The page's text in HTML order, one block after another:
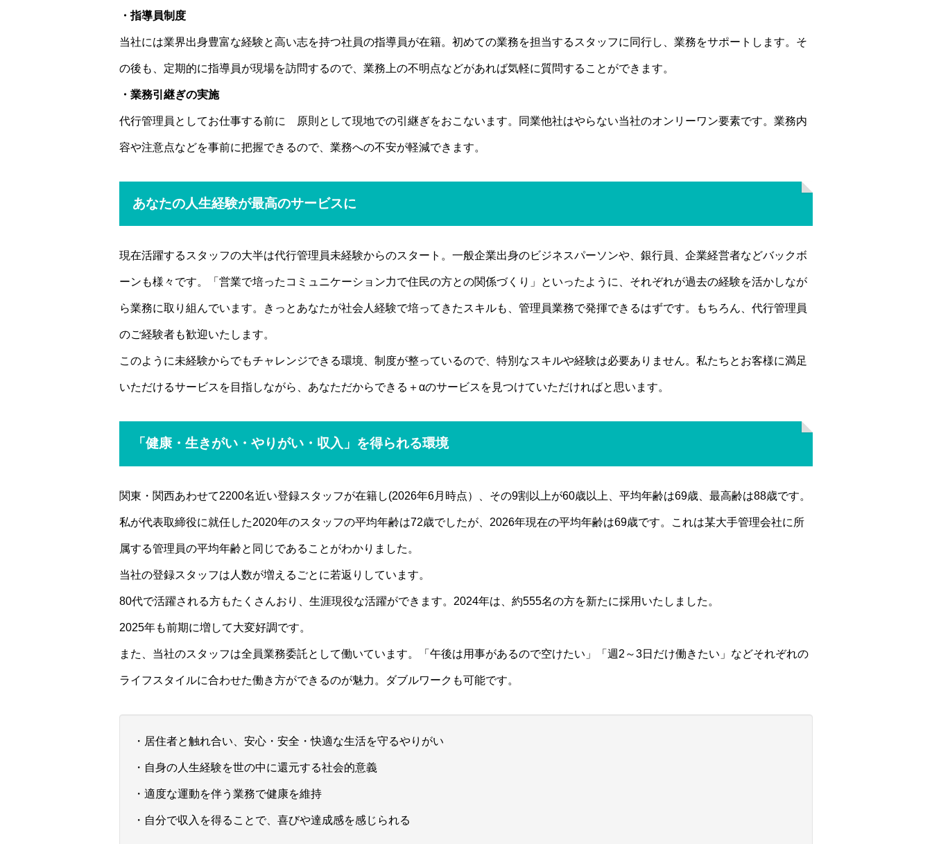
・指導員制度
当社には業界出身豊富な経験と高い志を持つ社員の指導員が在籍。初めての業務を担当するスタッフに同行し、業務をサポートします。そ
の後も、定期的に指導員が現場を訪問するので、業務上の不明点などがあれば気軽に質問することができます。
・業務引継ぎの実施
代行管理員としてお仕事する前に 原則として現地での引継ぎをおこないます。同業他社はやらない当社のオンリーワン要素です。業務内
容や注意点などを事前に把握できるので、業務への不安が軽減できます。
あなたの人生経験が最高のサービスに
現在活躍するスタッフの大半は代行管理員未経験からのスタート。一般企業出身のビジネスパーソンや、銀行員、企業経営者などバックボ
ーンも様々です。「営業で培ったコミュニケーション力で住民の方との関係づくり」といったように、それぞれが過去の経験を活かしなが
ら業務に取り組んでいます。きっとあなたが社会人経験で培ってきたスキルも、管理員業務で発揮できるはずです。もちろん、代行管理員
のご経験者も歓迎いたします。
このように未経験からでもチャレンジできる環境、制度が整っているので、特別なスキルや経験は必要ありません。私たちとお客様に満足
いただけるサービスを目指しながら、あなただからできる＋αのサービスを見つけていただければと思います。
「健康・生きがい・やりがい・収入」を得られる環境
関東・関西あわせて2200名近い登録スタッフが在籍し(2026年6月時点）、その9割以上が60歳以上、平均年齢は69歳、最高齢は88歳です。
私が代表取締役に就任した2020年のスタッフの平均年齢は72歳でしたが、2026年現在の平均年齢は69歳です。これは某大手管理会社に所
属する管理員の平均年齢と同じであることがわかりました。
当社の登録スタッフは人数が増えるごとに若返りしています。
80代で活躍される方もたくさんおり、生涯現役な活躍ができます。2024年は、約555名の方を新たに採用いたしました。
2025年も前期に増して大変好調です。
また、当社のスタッフは全員業務委託として働いています。「午後は用事があるので空けたい」「週2～3日だけ働きたい」などそれぞれの
ライフスタイルに合わせた働き方ができるのが魅力。ダブルワークも可能です。
・居住者と触れ合い、安心・安全・快適な生活を守るやりがい
・自身の人生経験を世の中に還元する社会的意義
・適度な運動を伴う業務で健康を維持
・自分で収入を得ることで、喜びや達成感を感じられる